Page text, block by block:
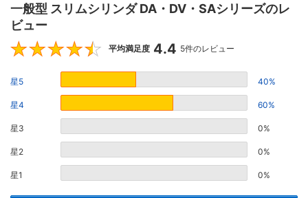
一般型 スリムシリンダ DA・DV・SAシリーズのレ
ビュー
4.4
平均満足度 4.4 5件のレビュー
星5 40%
星4 60%
星3 0%
星2 0%
星1 0%